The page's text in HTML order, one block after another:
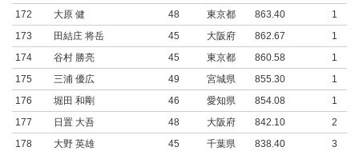
172
大原 健 48 東京都 863.40
1
173
田結庄 将岳 45 大阪府 862.67
1
174
谷村 勝亮 45 東京都 860.58
1
175
三浦 優広 49 宮城県 855.30
1
176
堀田 和剛 46 愛知県 854.08
1
177
日置 大吾 48 大阪府 842.10
2
178
大野 英雄 45 千葉県 838.40
3